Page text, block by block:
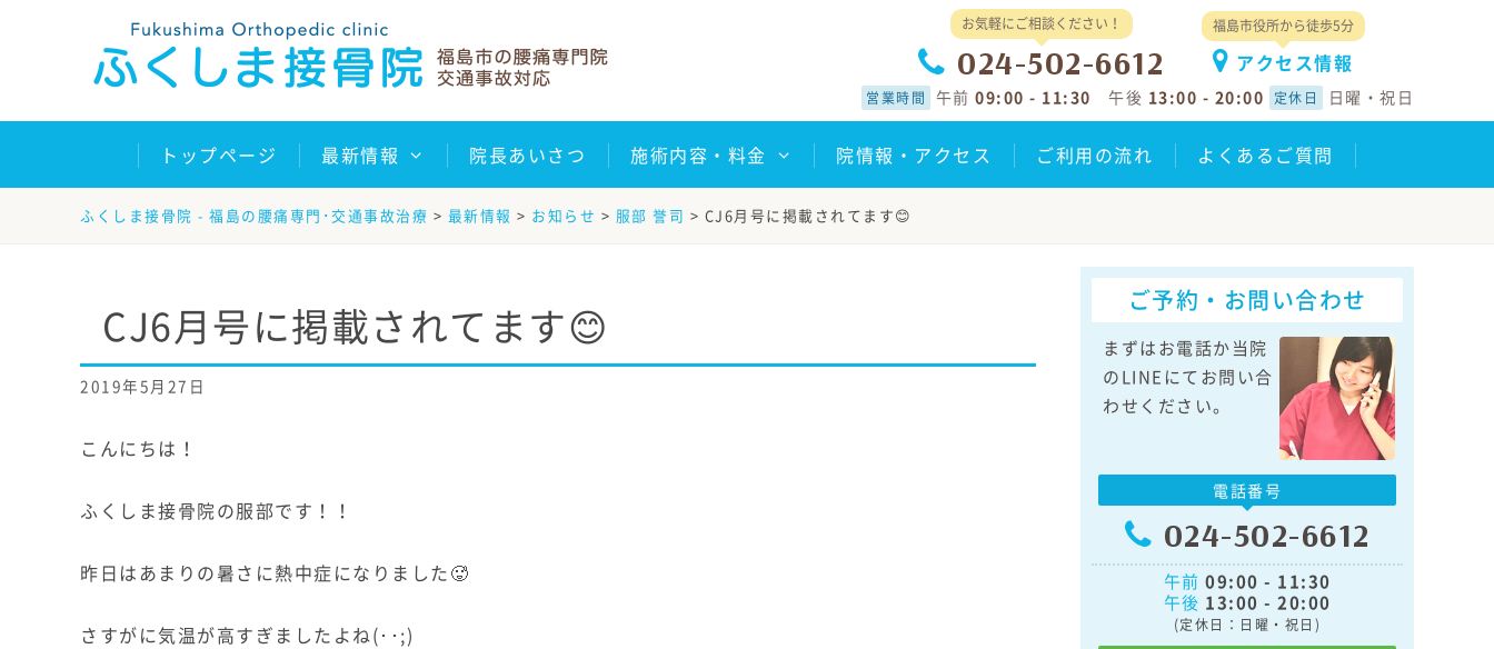
お気軽にご相談ください！
024-502-6612
福島市役所から徒歩5分
アクセス情報
営業時間 午前 09:00 - 11:30 午後 13:00 - 20:00 定休日 日曜・祝日
トップページ 最新情報 院長あいさつ 施術内容・料金 院情報・アクセス ご利用の流れ よくあるご質問
ふくしま接骨院 - 福島の腰痛専門･交通事故治療 > 最新情報 > お知らせ > 服部 誉司 > CJ6月号に掲載されてます😊
CJ6月号に掲載されてます😊
2019年5月27日
こんにちは！
ふくしま接骨院の服部です！！
昨日はあまりの暑さに熱中症になりました🥵
さすがに気温が高すぎましたよね(･･;)
ご予約・お問い合わせ
まずはお電話か当院
のLINEにてお問い合
わせください。
電話番号
024-502-6612
午前 09:00 - 11:30
午後 13:00 - 20:00
(定休日：日曜・祝日)